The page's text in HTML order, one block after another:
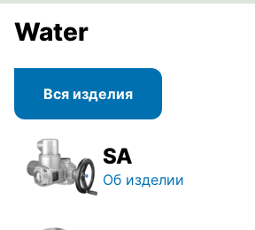
Water
Вся изделия
SA
Об изделии